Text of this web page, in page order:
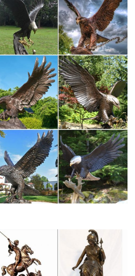
доставкой по России, фото,
статуэтки Собаки, щенки
РФ. Символ 2018 года фарфоровые
своих целей – купите
собаку и да будем с Вами удача!
Dog Sculptures Bronze
с собакой бронзовые скульптуры
Животных бронзовые статуэтки
собак
—– Каталог статуэток и
года – собака. Поэтому, даря
с другие безделушки.Согласно
собака символизирует
магазине WildBerries.ru
в интернет-магазине WildBerries.ru.
скидки!-30%. Art East
3 605 руб. 5 150 руб. The Comical